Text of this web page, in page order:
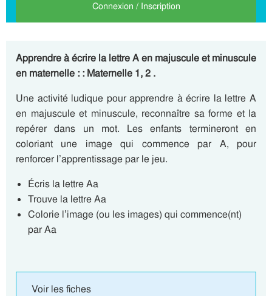
Connexion / Inscription
Apprendre à écrire la lettre A en majuscule et minuscule
en maternelle : : Maternelle 1, 2 .
Une activité ludique pour apprendre à écrire la lettre A
en majuscule et minuscule, reconnaître sa forme et la
repérer dans un mot. Les enfants termineront en
coloriant une image qui commence par A, pour
renforcer l’apprentissage par le jeu.
Écris la lettre Aa
Trouve la lettre Aa
Colorie l’image (ou les images) qui commence(nt)
par Aa
Voir les fiches